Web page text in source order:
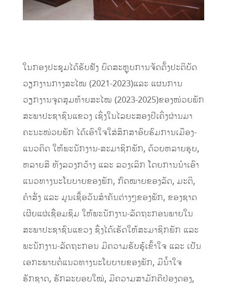
ໃນກອງປະຊຸມໄດ້ຮັບຟັງ ບົດສະຫຼຸບການຈັດຕັ້ງປະຕິບັດ
ວຽກງານກາງສະໄໝ (2021-2023)ແລະ ແຜນການ
ວຽກງານຈຸດສຸມທ້າຍສະໄໝ (2023-2025)ຂອງໜ່ວຍພັກ
ສະພາປະຊາຊົນແຂວງ ເຊິ່ງໃນໄລຍະສອງປີເຄິ່ງຜ່ານມາ
ຄະນະໜ່ວຍພັກ ໄດ້ເອົາໃຈໃສ່ສຶກສາອົບຮົມການເມືອງ-
ແນວຄິດ ໃຫ້ພະນັກງານ-ສະມາຊິກພັກ, ດ້ວຍຫລາຍຮູບ,
ຫລາຍສີ ທັງລວງກວ້າງ ແລະ ລວງເລິກ ໂດຍການນໍາເອົາ
ແນວທາງນະໂຍບາຍຂອງພັກ, ກົດໝາຍຂອງລັດ, ມະຕິ,
ຄໍາສັ່ງ ແລະ ມູນເຊື້ອວັນສໍາຄັນຕ່າງໆຂອງພັກ, ຂອງຊາດ
ເຜີຍແຜ່ເຊື່ອມຊຶມ ໃຫ້ພະນັກງານ-ລັດຖະກອນພາຍໃນ
ສະພາປະຊາຊົນແຂວງ ຊຶ່ງໄດ້ເຮັດໃຫ້ສະມາຊິກພັກ ແລະ
ພະນັກງານ-ລັດຖະກອນ ມີຄວາມຮັບຮູ້ເຂົ້າໃຈ ແລະ ເປັນ
ເອກະພາບຕໍ່ແນວທາງນະໂຍບາຍຂອງພັກ, ມີນໍ້າໃຈ
ຮັກຊາດ, ຮັກລະບອບໃໝ່, ມີຄວາມສາມັກຄີປ່ອງດອງ,